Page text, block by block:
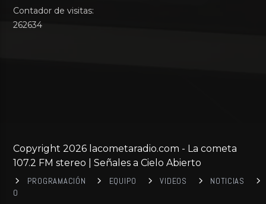
Contador de visitas:
262634
Copyright 2026 lacometaradio.com - La cometa
107.2 FM stereo | Señales a Cielo Abierto
PROGRAMACIÓN EQUIPO VIDEOS
NOTICIAS
0